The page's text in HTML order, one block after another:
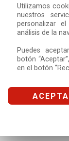
Utilizamos
nuestros
personalizar
análisis de la
Puedes
botón
en el botón